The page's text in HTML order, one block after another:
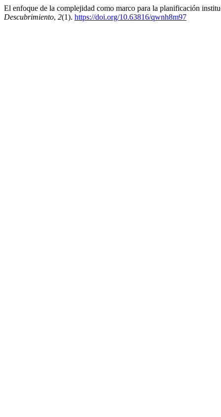
El enfoque de la complejidad como marco para la planificación
Descubrimiento, 2(1). https://doi.org/10.63816/qwnh8m97